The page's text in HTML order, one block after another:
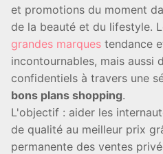
et promotions du moment
de la beauté et du lifestyle.
grandes marques tendance
incontournables, mais aussi
confidentiels à travers une
bons plans shopping.
L'objectif : aider les
de qualité au meilleur prix
permanente des ventes